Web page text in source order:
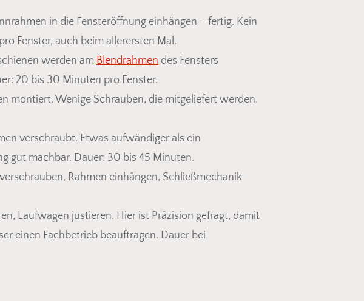
in die Fensteröffnung einhängen – fertig. Kein
Fenster, auch beim allerersten Mal.
werden am Blendrahmen des Fensters
20 bis 30 Minuten pro Fenster.
montiert. Wenige Schrauben, die mitgeliefert werden.
verschraubt. Etwas aufwändiger als ein
gut machbar. Dauer: 30 bis 45 Minuten.
Rahmen einhängen, Schließmechanik
Laufwagen justieren. Hier ist Präzision gefragt, damit
einen Fachbetrieb beauftragen. Dauer bei